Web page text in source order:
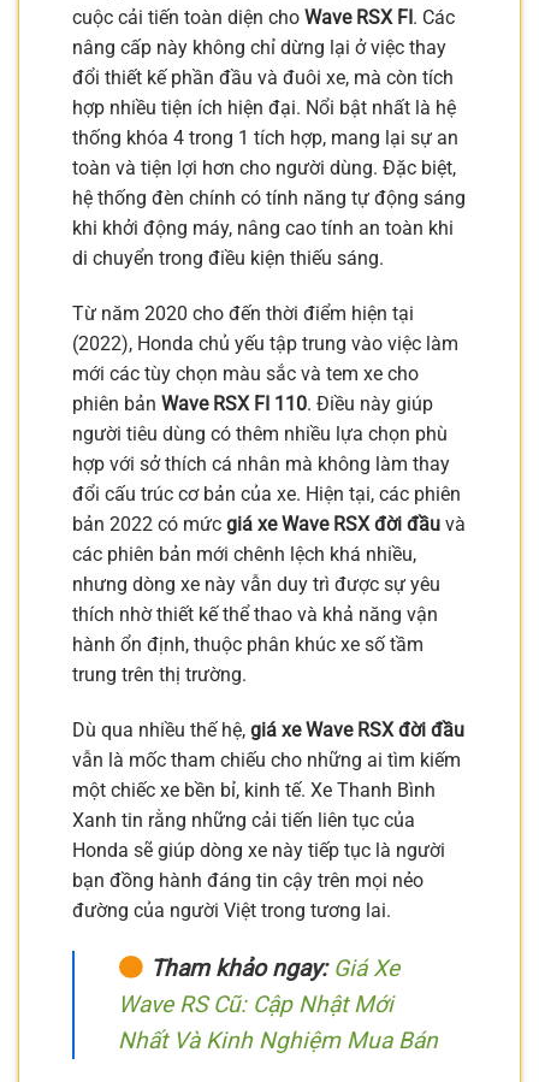
cuộc cải tiến toàn diện cho Wave RSX FI . Các
nâng cấp này không chỉ dừng lại ở việc thay
đổi thiết kế phần đầu và đuôi xe, mà còn tích
hợp nhiều tiện ích hiện đại. Nổi bật nhất là hệ
thống khóa 4 trong 1 tích hợp, mang lại sự an
toàn và tiện lợi hơn cho người dùng. Đặc biệt,
hệ thống đèn chính có tính năng tự động sáng
khi khởi động máy, nâng cao tính an toàn khi
di chuyển trong điều kiện thiếu sáng.
Từ năm 2020 cho đến thời điểm hiện tại
(2022), Honda chủ yếu tập trung vào việc làm
mới các tùy chọn màu sắc và tem xe cho
phiên bản Wave RSX FI 110. Điều này giúp
người tiêu dùng có thêm nhiều lựa chọn phù
hợp với sở thích cá nhân mà không làm thay
đổi cấu trúc cơ bản của xe. Hiện tại, các phiên
bản 2022 có mức giá xe Wave RSX đời đầu và
các phiên bản mới chênh lệch khá nhiều,
nhưng dòng xe này vẫn duy trì được sự yêu
thích nhờ thiết kế thể thao và khả năng vận
hành ổn định, thuộc phân khúc xe số tầm
trung trên thị trường.
Dù qua nhiều thế hệ, giá xe Wave RSX đời đầu
vẫn là mốc tham chiếu cho những ai tìm kiếm
một chiếc xe bền bỉ, kinh tế. Xe Thanh Bình
Xanh tin rằng những cải tiến liên tục của
Honda sẽ giúp dòng xe này tiếp tục là người
bạn đồng hành đáng tin cậy trên mọi nẻo
đường của người Việt trong tương lai.
Tham khảo ngay: Giá Xe
Wave RS Cũ: Cập Nhật Mới
Nhất Và Kinh Nghiệm Mua Bán